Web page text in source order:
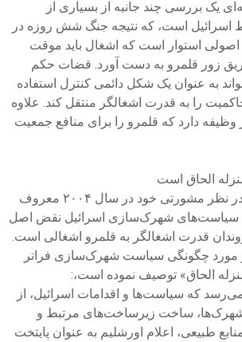
۲۸۵ صفحه‌ای یک بررسی چند جانبه از بسیاری از
اسرائیل است، که نتیجه جنگ شش روزه در
و بر اصولی استوار است که اشغال باید موقت
زور قلمرو به دست آورد. قضات حکم
به عنوان یک شکل دائمی کنترل استفاده
را به قدرت اشغالگر منتقل کند. علاوه
وظیفه دارد که قلمرو را برای منافع جمعیت
الحاق است
در واقع، محکمه قبلاً در نظر مشورتی خود در سال ۲۰۰۴ معروف
که سیاست‌های شهرک‌سازی اسرائیل نقض اصل
قدرت اشغالگر به قلمرو اشغالی است.
مورد چگونگی سیاست شهرک‌سازی فراتر
الحاق» توصیف نموده است،:
که سیاست‌ها و اقدامات اسرائیل، از
ساخت زیرساخت‌های مرتبط و
طبیعی، اعلام اورشلیم به عنوان پایتخت